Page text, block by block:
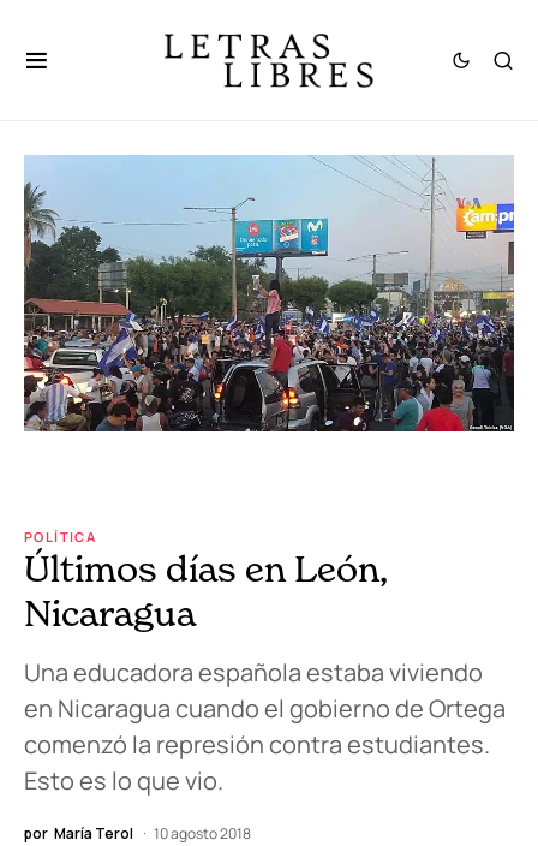
POLÍTICA
Últimos días en León,
Nicaragua
Una educadora española estaba viviendo
en Nicaragua cuando el gobierno de Ortega
comenzó la represión contra estudiantes.
Esto es lo que vio.
por María Terol 10 agosto 2018